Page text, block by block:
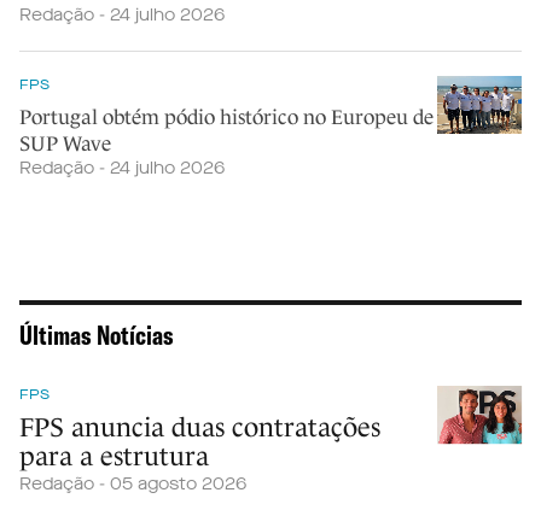
Redação - 24 julho 2026
FPS
Portugal obtém pódio histórico no Europeu de
SUP Wave
Redação - 24 julho 2026
Últimas Notícias
FPS
FPS anuncia duas contratações
para a estrutura
Redação - 05 agosto 2026